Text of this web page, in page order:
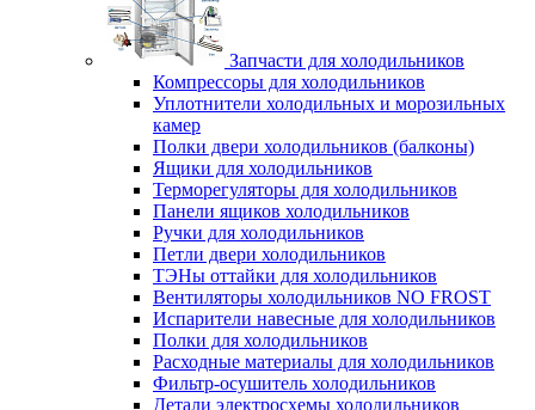
Запчасти для холодильников
Компрессоры для холодильников
Уплотнители холодильных и морозильных
камер
Полки двери холодильников (балконы)
Ящики для холодильников
Терморегуляторы для холодильников
Панели ящиков холодильников
Ручки для холодильников
Петли двери холодильников
ТЭНы оттайки для холодильников
Вентиляторы холодильников NO FROST
Испарители навесные для холодильников
Полки для холодильников
Расходные материалы для холодильников
Фильтр-осушитель холодильников
Детали электросхемы холодильников